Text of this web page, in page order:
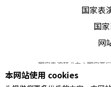
国家表
国
网
国家表演艺术中心国家两
© 2022Performing arts
本网站使用 cookies